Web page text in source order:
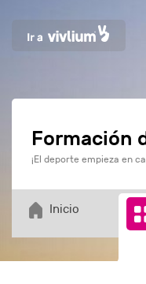
Formación
¡El deporte empieza en
Inicio